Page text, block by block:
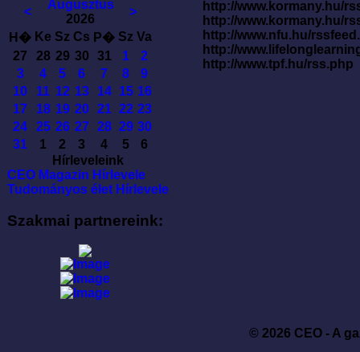
<
Augusztus
2026
>
H� Ke Sz Cs P� Sz Va
27
28 29 30 31 1
2
3
4 5 6 7 8
9
10
11 12 13 14 15 16
17
18 19 20 21 22 23
24
25 26 27 28 29 30
31
1 2 3 4 5
6
Hírleveleink
CEO Magazin Hírlevele
Tudományos élet Hírlevele
Szakmai partnereink:
http://www.kormany.hu/
http://www.kormany.hu/
http://www.nfu.hu/
http://
http://www.tpf.hu/rss.php
© 2026 CEO - A